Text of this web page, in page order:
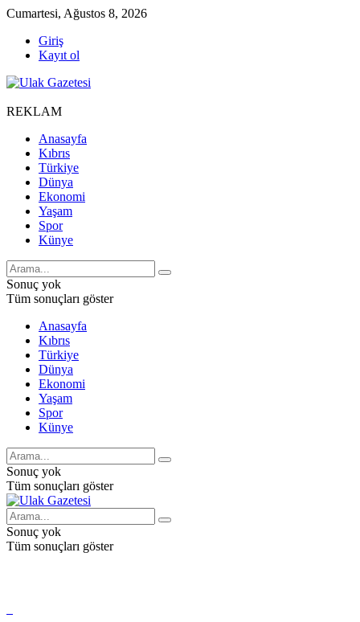
Cumartesi, Ağustos 8, 2026
Giriş
Kayıt ol
REKLAM
Anasayfa
Kıbrıs
Türkiye
Dünya
Ekonomi
Yaşam
Spor
Künye
Sonuç yok
Tüm sonuçları göster
Anasayfa
Kıbrıs
Türkiye
Dünya
Ekonomi
Yaşam
Spor
Künye
Sonuç yok
Tüm sonuçları göster
Sonuç yok
Tüm sonuçları göster